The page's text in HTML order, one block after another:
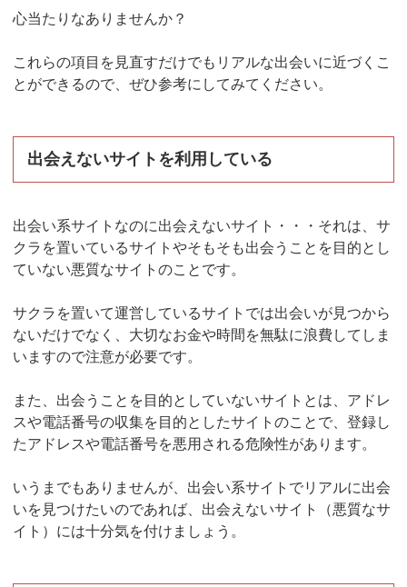
心当たりなありませんか？
これらの項目を見直すだけでもリアルな出会いに近づくこ
とができるので、ぜひ参考にしてみてください。
出会えないサイトを利用している
出会い系サイトなのに出会えないサイト・・・それは、サ
クラを置いているサイトやそもそも出会うことを目的とし
ていない悪質なサイトのことです。
サクラを置いて運営しているサイトでは出会いが見つから
ないだけでなく、大切なお金や時間を無駄に浪費してしま
いますので注意が必要です。
また、出会うことを目的としていないサイトとは、アドレ
スや電話番号の収集を目的としたサイトのことで、登録し
たアドレスや電話番号を悪用される危険性があります。
いうまでもありませんが、出会い系サイトでリアルに出会
いを見つけたいのであれば、出会えないサイト（悪質なサ
イト）には十分気を付けましょう。